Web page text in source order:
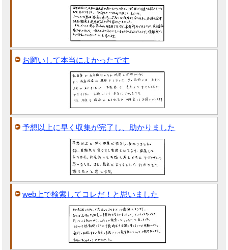
お願いして本当によかったです
予想以上に早く収集が完了し、助かりました
web上で検索してコレだ！と思いました